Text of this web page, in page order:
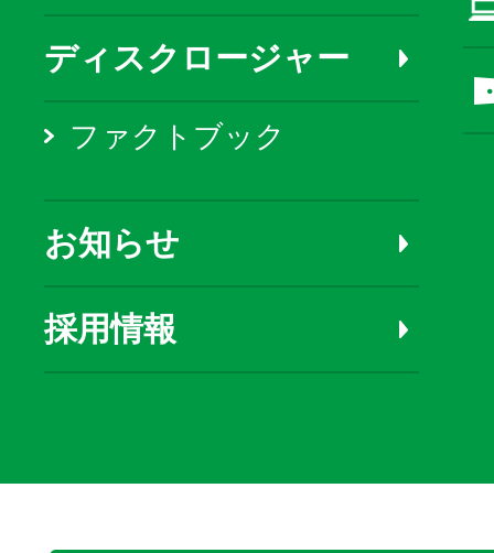
ディスクロージャー
ファクトブック
お知らせ
採用情報